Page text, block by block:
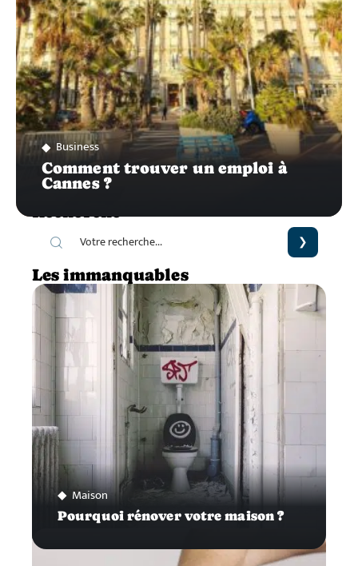
Business
Comment trouver un emploi à
Cannes ?
Recherche
Les immanquables
Maison
Pourquoi rénover votre maison ?